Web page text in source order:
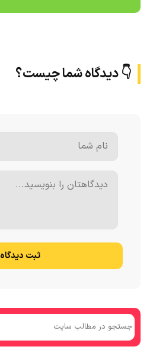
👇 دیدگاه شما چیست؟
ثبت دیدگاه